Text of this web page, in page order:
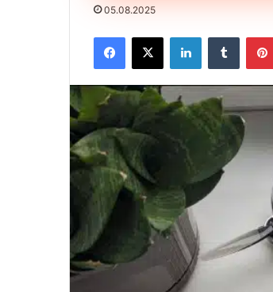
05.08.2025
Facebook
X LinkedInTumblr